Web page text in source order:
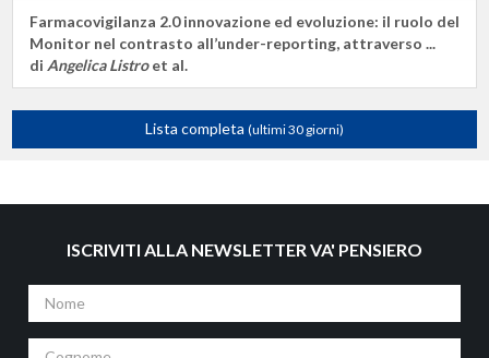
Farmacovigilanza 2.0 innovazione ed evoluzione: il ruolo del
Monitor nel contrasto all’under-reporting, attraverso ...
di Angelica Listroet al.
Lista completa (ultimi 30 giorni)
ISCRIVITI ALLA NEWSLETTER VA' PENSIERO
Nome
Cognome